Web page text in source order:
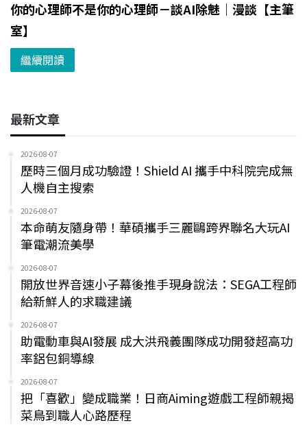
你的心理師不是你的心理師－談AI除魅｜漫談【主筆
室】
繼續閱讀
最新文章
2026-08-07
歷時三個月成功驗證！Shield AI 攜手中科院完成無
人機自主搜索
2026-08-07
本命萌友隨身帶！華碩攜手三麗鷗跨界聯名大玩AI
筆電潮流美學
2026-08-07
開放世界音速小子幕後推手現身說法：SEGA工程師
給新鮮人的求職建議
2026-08-07
助電動車與AI發展 成大洪飛義團隊成功開發超高功
率鋁包銅導線
2026-08-07
把「喜歡」變成職業！日商Aiming遊戲工程師親揭
菜鳥到職人心路歷程